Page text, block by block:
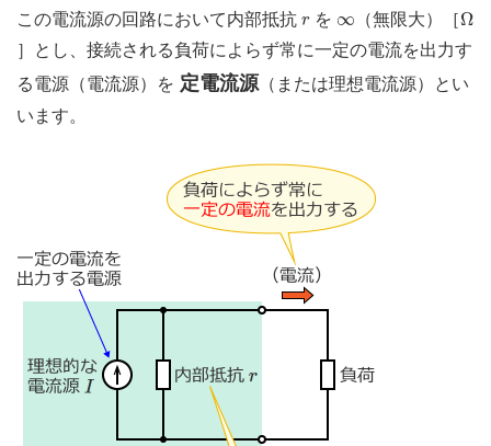
この電流源の回路において内部抵抗 r
r を ∞
∞ （無限大）［Ω
Ω
］とし、接続される負荷によらず常に一定の電流を出力す
る電源（電流源）を 定電流源 （または理想電流源）とい
います。